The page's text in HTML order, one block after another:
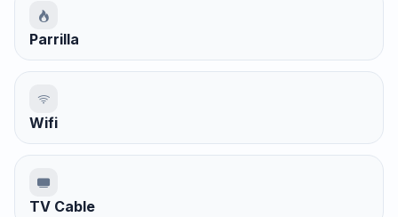
Parrilla
Wifi
TV Cable